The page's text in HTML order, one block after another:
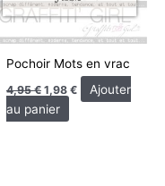
Pochoir Mots en vrac
4,95€ 1,98 €
Ajouter
au panier